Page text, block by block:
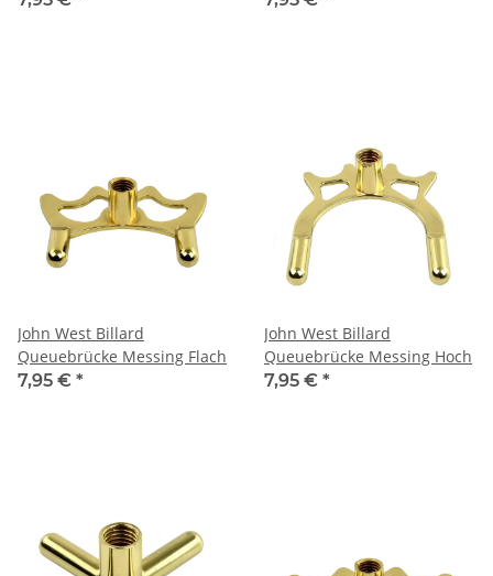
John West Billard
Queuebrücke Messing Flach
7,95 € *
John West Billard
Queuebrücke Messing Hoch
7,95 € *